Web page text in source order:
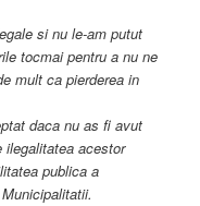
si nu le-am putut
tocmai pentru a nu ne
mult ca pierderea in
daca nu as fi avut
ilegalitatea acestor
publica a